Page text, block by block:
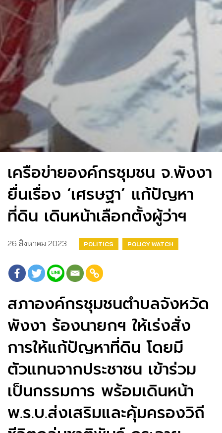
เครือข่ายองค์กรชุมชน จ.พังงา
​ยื่นเรื่อง ‘เศรษฐา’ แก้ปัญหา
ที่ดิน เดินหน้าเลือกตั้งผู้ว่าฯ
26 สิงหาคม 2023 POLITICS POLICY WATCH
สภาองค์กรชุมชนตำบลจังหวัด
พังงา ​ร้องนายกฯ ให้เร่งสั่ง
การให้แก้ปัญหาที่ดิน โดยมี
ตัวแทนจากประชาชน เข้าร่วม
เป็นกรรมการ พร้อมเดินหน้า
พ.ร.บ.ส่งเสริมและคุ้มครองวิถี